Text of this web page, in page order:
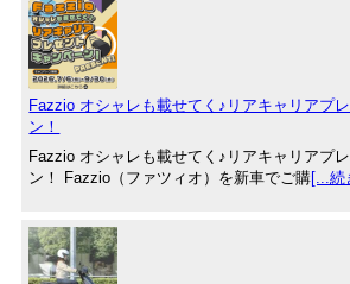
Fazzio オシャレも載せてく♪リアキャリアプ
ン！
Fazzio オシャレも載せてく♪リアキャリアプ
ン！ Fazzio（ファツィオ）を新車でご購[...続